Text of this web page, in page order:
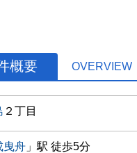
概要 OVERVIEW
２丁目
曳舟 」駅 徒歩5分